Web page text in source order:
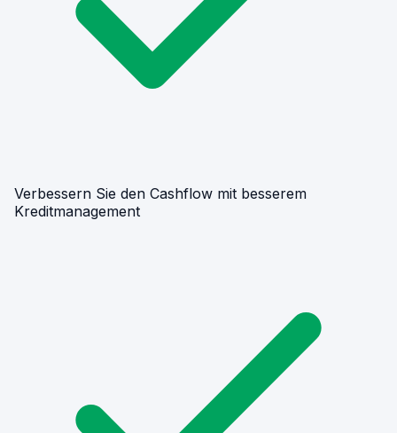
Verbessern Sie den Cashflow mit besserem
Kreditmanagement